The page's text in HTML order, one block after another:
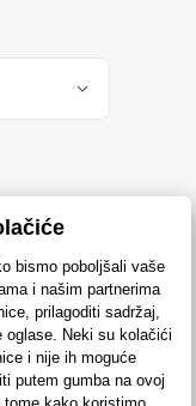
se
i njihova